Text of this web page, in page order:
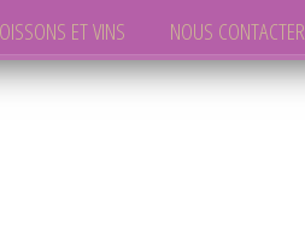
ET VINS NOUS CONTACTER